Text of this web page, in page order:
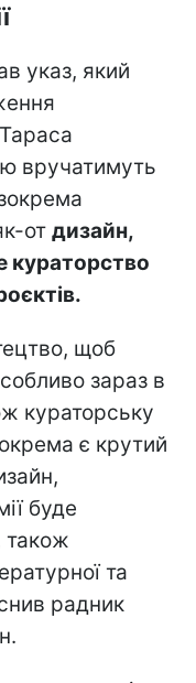
указ, який
вручатимуть
от дизайн,
кураторство
щоб
зараз в
кураторську
є крутий
буде
також
та
радник